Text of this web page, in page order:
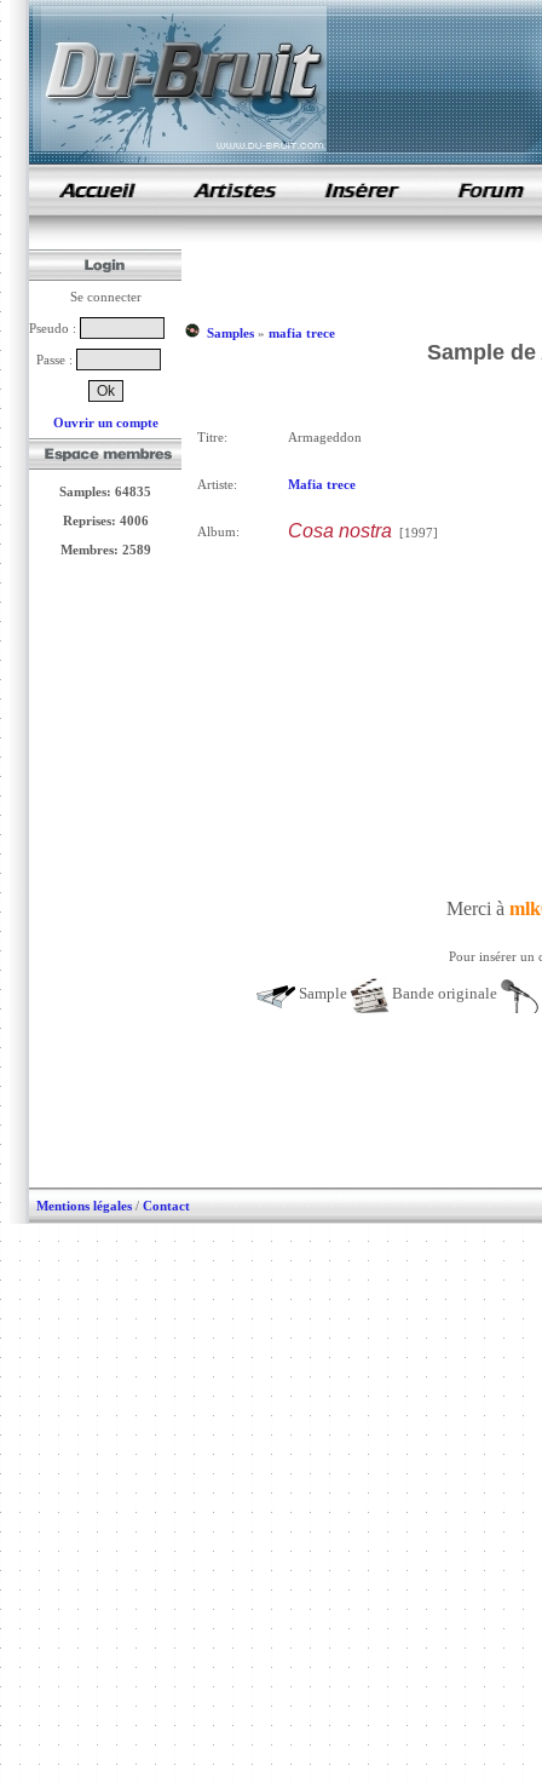
samples de rap
Se connecter
Pseudo :
Passe :
Ouvrir un compte
Samples: 64835
Reprises: 4006
Membres: 2589
Samples» mafia trece
Sample
Titre: Armageddon
Artiste: Mafia trece
Album: Cosa nostra [1997]
Merci à
Pour insérer un
Sample Bande originale
Mentions légales / Contact